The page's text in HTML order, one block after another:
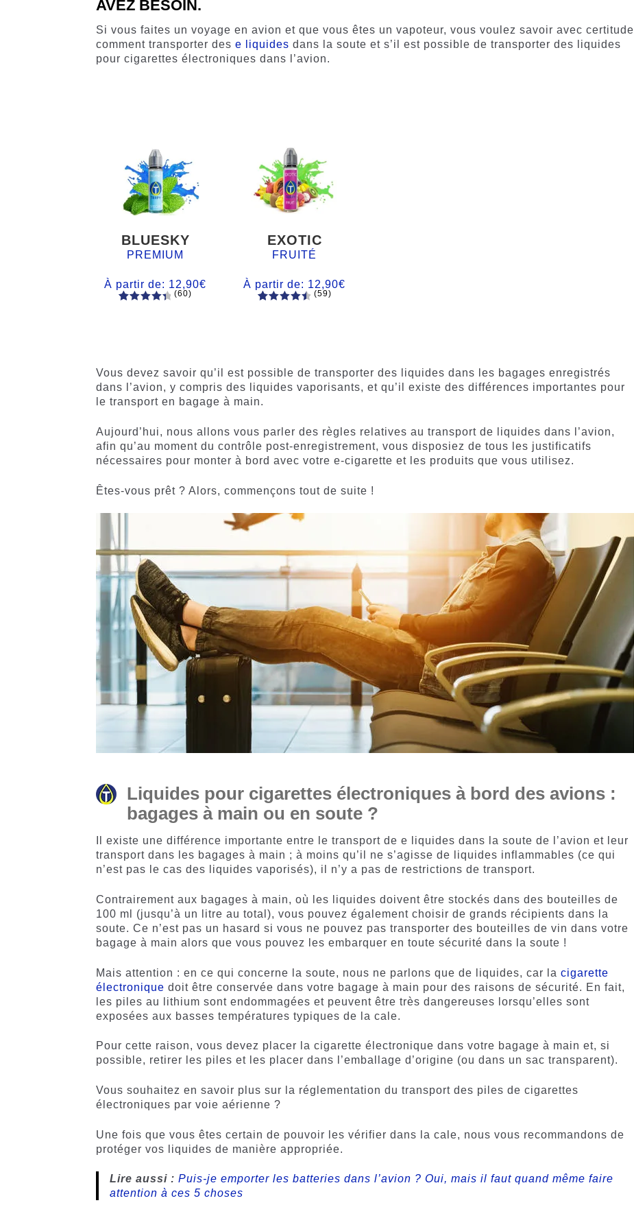
AVEZ BESOIN.
Si vous faites un voyage en avion et que vous êtes un vapoteur, vous voulez savoir avec certitude
comment transporter dese liquides dans la soute et s’il est possible de transporter des liquides
pour cigarettes électroniques dans l’avion.
BLUESKY
PREMIUM
À partir de: 12,90€
notations
client
(60)
EXOTIC
FRUITÉ
À partir de: 12,90€
client
(59)
Vous devez savoir qu’il est possible de transporter des liquides dans les bagages enregistrés
dans l’avion, y compris des liquides vaporisants, et qu’il existe des différences importantes pour
le transport en bagage à main.
Aujourd’hui, nous allons vous parler des règles relatives au transport de liquides dans l’avion,
afin qu’au moment du contrôle post-enregistrement, vous disposiez de tous les justificatifs
nécessaires pour monter à bord avec votre e-cigarette et les produits que vous utilisez.
Êtes-vous prêt ? Alors, commençons tout de suite !
Liquides pour cigarettes électroniques à bord des avions :
bagages à main ou en soute ?
Il existe une différence importante entre le transport de e liquides dans la soute de l’avion et leur
transport dans les bagages à main ; à moins qu’il ne s’agisse de liquides inflammables (ce qui
n’est pas le cas des liquides vaporisés), il n’y a pas de restrictions de transport.
Contrairement aux bagages à main, où les liquides doivent être stockés dans des bouteilles de
100 ml (jusqu’à un litre au total), vous pouvez également choisir de grands récipients dans la
soute. Ce n’est pas un hasard si vous ne pouvez pas transporter des bouteilles de vin dans votre
bagage à main alors que vous pouvez les embarquer en toute sécurité dans la soute !
Mais attention : en ce qui concerne la soute, nous ne parlons que de liquides, car lacigarette
électronique doit être conservée dans votre bagage à main pour des raisons de sécurité. En fait,
les piles au lithium sont endommagées et peuvent être très dangereuses lorsqu’elles sont
exposées aux basses températures typiques de la cale.
Pour cette raison, vous devez placer la cigarette électronique dans votre bagage à main et, si
possible, retirer les piles et les placer dans l’emballage d’origine (ou dans un sac transparent).
Vous souhaitez en savoir plus sur la réglementation du transport des piles de cigarettes
électroniques par voie aérienne ?
Une fois que vous êtes certain de pouvoir les vérifier dans la cale, nous vous recommandons de
protéger vos liquides de manière appropriée.
Lire aussi : Puis-je emporter les batteries dans l’avion ? Oui, mais il faut quand même faire
attention à ces 5 choses